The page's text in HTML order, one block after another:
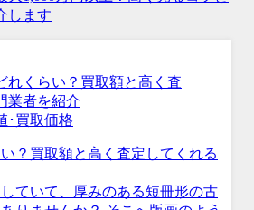
･買取価格
？買取額と高く査定してくれる
ていて、厚みのある短冊形の古